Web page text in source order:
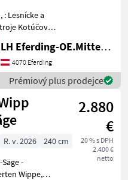
Kotúčová
LH Eferding-OE.Mitte, Eferding
4070 Eferding
Prémiový plus prodejce
2.880
€
20 % s DPH
2.400 €
netto
R. v. 2026
240 cm
-
Wippe,